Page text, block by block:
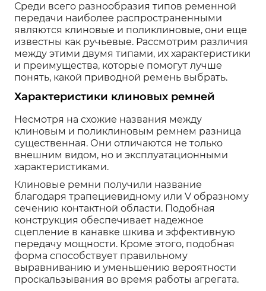
Среди всего разнообразия типов ременной
передачи наиболее распространенными
являются клиновые и поликлиновые, они еще
известны как ручьевые. Рассмотрим различия
между этими двумя типами, их характеристики
и преимущества, которые помогут лучше
понять, какой приводной ремень выбрать.
Характеристики клиновых ремней
Несмотря на схожие названия между
клиновым и поликлиновым ремнем разница
существенная. Они отличаются не только
внешним видом, но и эксплуатационными
характеристиками.
Клиновые ремни получили название
благодаря трапециевидному или V образному
сечению контактной области. Подобная
конструкция обеспечивает надежное
сцепление в канавке шкива и эффективную
передачу мощности. Кроме этого, подобная
форма способствует правильному
выравниванию и уменьшению вероятности
проскальзывания во время работы агрегата.